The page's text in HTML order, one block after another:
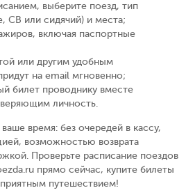
выберите поезд, тип
СВ или сидячий) и места;
включая паспортные
или другим удобным
на email мгновенно;
билет проводнику вместе
личность.
время: без очередей в кассу,
возможностью возврата
Проверьте расписание поездов
прямо сейчас, купите билеты
путешествием!